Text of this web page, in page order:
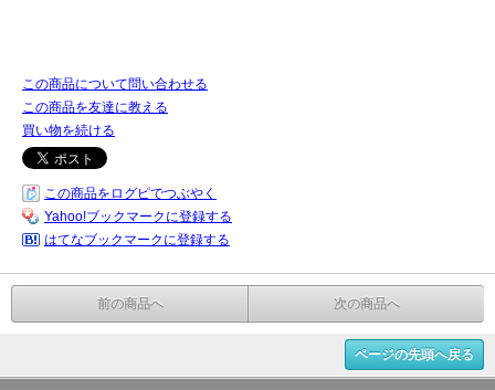
この商品について問い合わせる
この商品を友達に教える
買い物を続ける
この商品をログピでつぶやく
Yahoo!ブックマークに登録する
はてなブックマークに登録する
前の商品へ 次の商品へ
ページの先頭へ戻る